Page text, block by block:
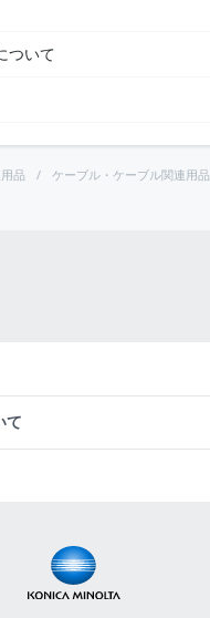
ついて
品 ケーブル・ケーブル関連用品
て